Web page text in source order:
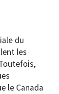
du
les
le Canada